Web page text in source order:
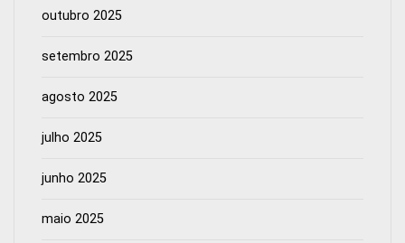
outubro 2025
setembro 2025
agosto 2025
julho 2025
junho 2025
maio 2025